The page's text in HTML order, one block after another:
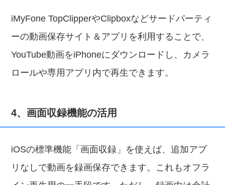
iMyFone TopClipperやClipboxなどサードパーティ
ーの動画保存サイト＆アプリを利用することで、
YouTube動画をiPhoneにダウンロードし、カメラ
ロールや専用アプリ内で再生できます。
4、画面収録機能の活用
iOSの標準機能「画面収録」を使えば、追加アプ
リなしで動画を録画保存できます。これもオフラ